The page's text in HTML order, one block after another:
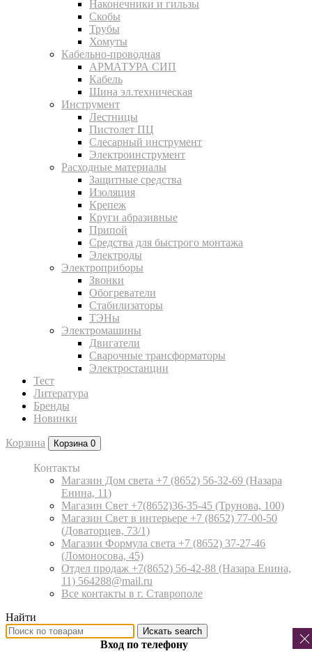
Наконечники и гильзы
Скобы
Трубы
Хомуты
Кабельно-проводная
АРМАТУРА СИП
Кабель
Шина эл.техническая
Инструмент
Лестницы
Пистолет ПЦ
Слесарный инструмент
Электроинструмент
Расходные материалы
Защитные средства
Изоляция
Крепеж
Круги абразивные
Припой
Средства для быстрого монтажа
Электроды
Электроприборы
Звонки
Обогреватели
Стабилизаторы
ТЭНы
Электромашины
Двигатели
Сварочные трансформаторы
Электростанции
Тест
Литература
Бренды
Новинки
Корзина Корзина 0
Контакты
Магазин Дом света +7 (8652) 56-32-69 (Назара
Енина, 11)
Магазин Свет +7(8652)36-35-45 (Трунова, 100)
Магазин Свет в интерьере +7 (8652) 77-00-50
(Доваторцев, 73/1)
Магазин Формула света +7 (8652) 37-27-46
(Ломоносова, 45)
Отдел продаж +7(8652) 56-42-88 (Назара Енина,
11) 564288@mail.ru
Все контакты в г. Ставрополе
Найти
Искать search
Вход по телефону